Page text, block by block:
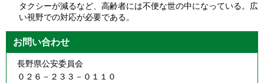
タクシーが減るなど、高齢者には不便な世の中になっている。広
い視野での対応が必要である。
お問い合わせ
長野県公安委員会
０２６－２３３－０１１０